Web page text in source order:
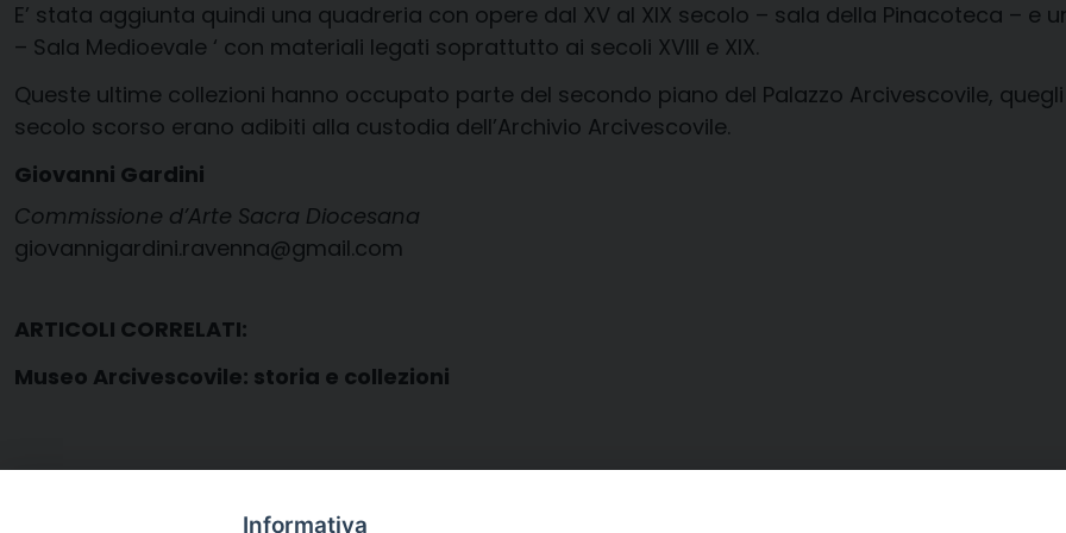
E’ stata aggiunta quindi una quadreria con opere dal XV al XIX secolo – sala della Pinacoteca – e
– Sala Medioevale ‘ con materiali legati soprattutto ai secoli XVIII e XIX.
Queste ultime collezioni hanno occupato parte del secondo piano del Palazzo Arcivescovile,
secolo scorso erano adibiti alla custodia dell’Archivio Arcivescovile.
Giovanni Gardini
Commissione d’Arte Sacra Diocesana
giovannigardini.ravenna@gmail.com
ARTICOLI CORRELATI:
Museo Arcivescovile: storia e collezioni
Informativa